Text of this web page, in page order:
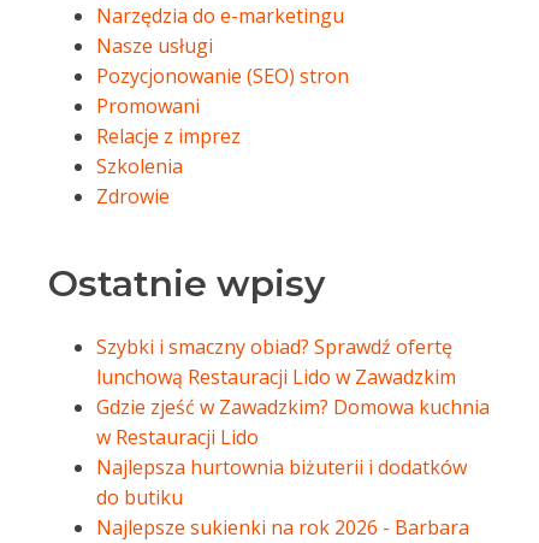
Narzędzia do e-marketingu
Nasze usługi
Pozycjonowanie (SEO) stron
Promowani
Relacje z imprez
Szkolenia
Zdrowie
Ostatnie wpisy
Szybki i smaczny obiad? Sprawdź ofertę
lunchową Restauracji Lido w Zawadzkim
Gdzie zjeść w Zawadzkim? Domowa kuchnia
w Restauracji Lido
Najlepsza hurtownia biżuterii i dodatków
do butiku
Najlepsze sukienki na rok 2026 - Barbara